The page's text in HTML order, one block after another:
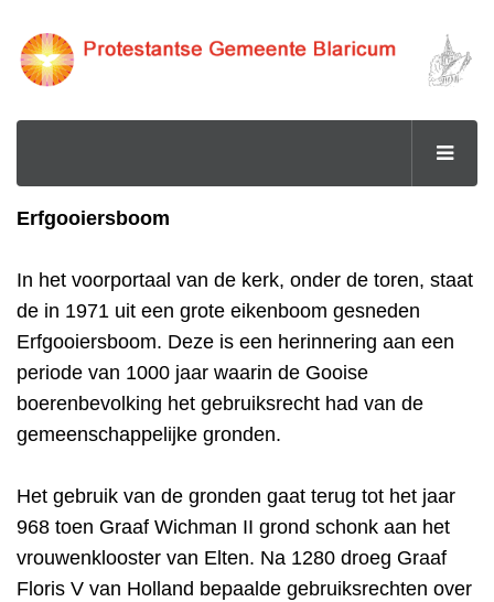
Erfgooiersboom
In het voorportaal van de kerk, onder de toren, staat
de in 1971 uit een grote eikenboom gesneden
Erfgooiersboom. Deze is een herinnering aan een
periode van 1000 jaar waarin de Gooise
boerenbevolking het gebruiksrecht had van de
gemeenschappelijke gronden.
Het gebruik van de gronden gaat terug tot het jaar
968 toen Graaf Wichman II grond schonk aan het
vrouwenklooster van Elten. Na 1280 droeg Graaf
Floris V van Holland bepaalde gebruiksrechten over